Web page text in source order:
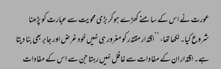
عورت نے اس کے سامنے کھڑے ہوکر بڑی محویت سے عبارت کو پڑھنا
شروع کیا۔ لکھا تھا، ’’اقتدار مقتدر کو مغرور ہی نہیں خود غرض اور جابر بھی بنا دیتا
ہے۔ اقتدار ان کے مفادات سے غافل نہیں رہتا جن سے اس کے مفادات